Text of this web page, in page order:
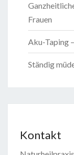
Frauen
Aku-Taping
Ständig
Kontakt